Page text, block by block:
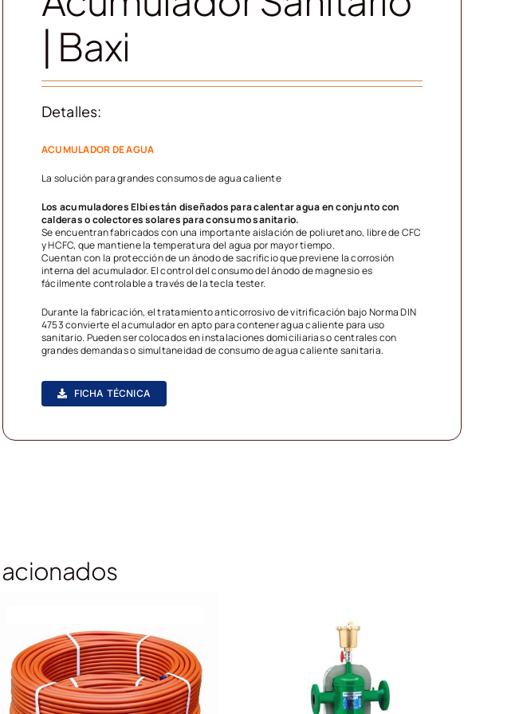
| Baxi
Detalles:
ACUMULADOR DE AGUA
La solución para grandes consumos de agua caliente
Los acumuladores Elbi están diseñados para calentar agua en conjunto con
calderas o colectores solares para consumo sanitario.
Se encuentran fabricados con una importante aislación de poliuretano, libre de CFC
y HCFC, que mantiene la temperatura del agua por mayor tiempo.
Cuentan con la protección de un ánodo de sacrificio que previene la corrosión
interna del acumulador. El control del consumo del ánodo de magnesio es
fácilmente controlable a través de la tecla tester.
Durante la fabricación, el tratamiento anticorrosivo de vitrificación bajo Norma DIN
4753 convierte el acumulador en apto para contener agua caliente para uso
sanitario. Pueden ser colocados en instalaciones domiciliarias o centrales con
grandes demandas o simultaneidad de consumo de agua caliente sanitaria.
FICHA TÉCNICA